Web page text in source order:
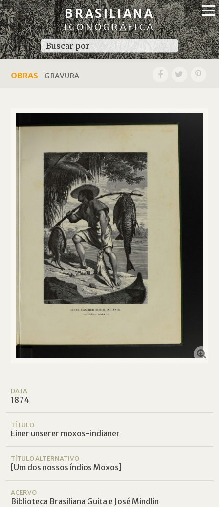
BRASILIANA
ICONOGRÁFICA
OBRAS GRAVURA
DATA
1874
TÍTULO
Einer unserer moxos-indianer
TÍTULO ALTERNATIVO
[Um dos nossos índios Moxos]
ACERVO
Biblioteca Brasiliana Guita e José Mindlin